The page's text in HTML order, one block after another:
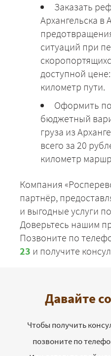
Заказать
Архангельска в
ситуаций при
доступной
километр пути.
Оформить
бюджетный
груза из
всего за 20
километр
Компания
партнёр,
и выгодные услуги
Доверьтесь нашим
Позвоните по
23 и получите
Давайте
Чтобы получить
позвоните по